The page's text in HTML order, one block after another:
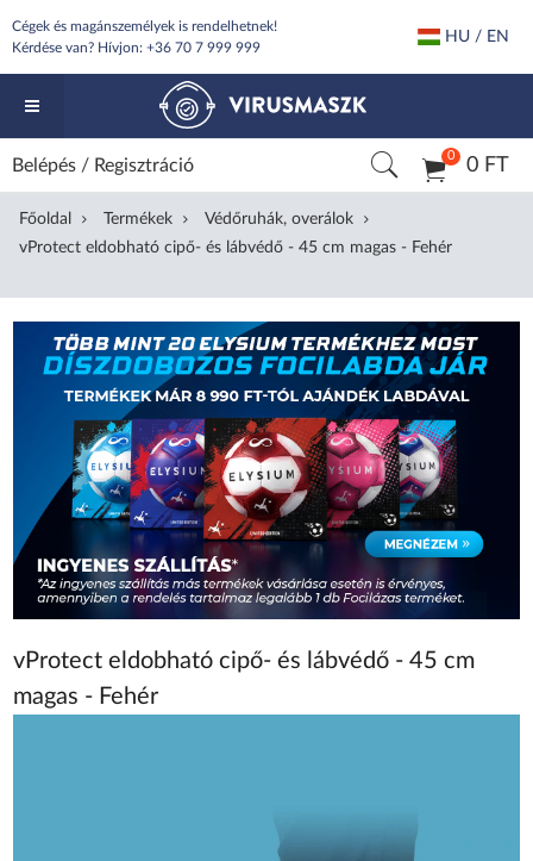
Cégek és magánszemélyek is rendelhetnek!
Kérdése van? Hívjon: +36 70 7 999 999
HU / EN
0 0 FT
Belépés / Regisztráció
Főoldal Termékek
Védőruhák, overálok
vProtect eldobható cipő- és lábvédő - 45 cm magas - Fehér
vProtect eldobható cipő- és lábvédő - 45 cm
magas - Fehér